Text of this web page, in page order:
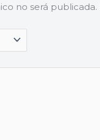
no será publicada.